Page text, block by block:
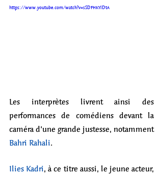
https://www.youtube.com/watch?v=sSDFHKYlDtA
Les interprètes livrent ainsi des
performances de comédiens devant la
caméra d’une grande justesse, notamment
Bahri Rahali.
Ilies Kadri, à ce titre aussi, le jeune acteur,